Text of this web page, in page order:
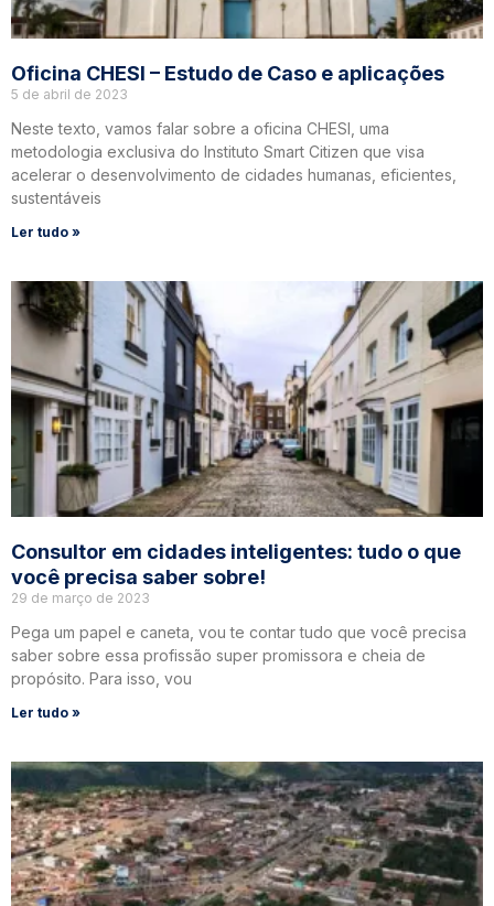
Oficina CHESI – Estudo de Caso e aplicações
5 de abril de 2023
Neste texto, vamos falar sobre a oficina CHESI, uma
metodologia exclusiva do Instituto Smart Citizen que visa
acelerar o desenvolvimento de cidades humanas, eficientes,
sustentáveis
Ler tudo »
Consultor em cidades inteligentes: tudo o que
você precisa saber sobre!
29 de março de 2023
Pega um papel e caneta, vou te contar tudo que você precisa
saber sobre essa profissão super promissora e cheia de
propósito. Para isso, vou
Ler tudo »